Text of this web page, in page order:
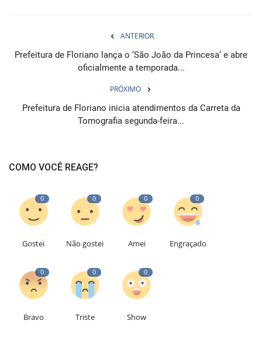
ANTERIOR
Prefeitura de Floriano lança o ‘São João da Princesa’ e abre
oficialmente a temporada...
PRÓXIMO
Prefeitura de Floriano inicia atendimentos da Carreta da
Tomografia segunda-feira...
COMO VOCÊ REAGE?
0
Gostei
0
Não gostei
0
Amei
0
Engraçado
0
Bravo
0
Triste
0
Show